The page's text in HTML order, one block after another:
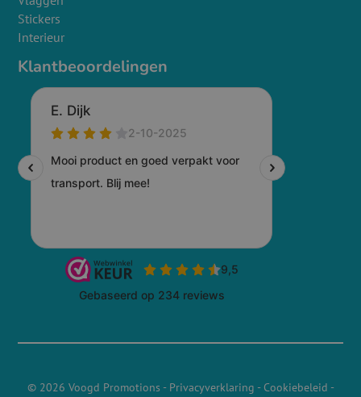
Stickers
Interieur
Klantbeoordelingen
© 2026 Voogd Promotions - Privacyverklaring -Cookiebeleid -